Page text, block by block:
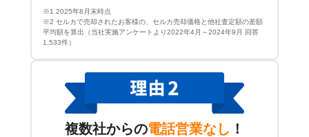
※1 2025年8月末時点
※2 セルカで売却されたお客様の、セルカ売却価格と他社査定額の差額
平均額を算出（当社実施アンケートより2022年4月～2024年9月 回答
1,533件）
複数社からの電話営業なし ！